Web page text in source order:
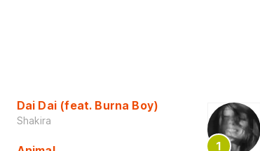
Dai Dai (feat. Burna Boy)
Shakira